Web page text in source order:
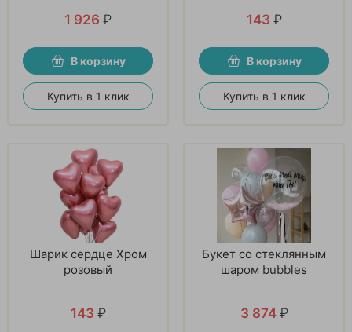
1 926 ₽
В корзину
Купить в 1 клик
143 ₽
В корзину
Купить в 1 клик
Шарик сердце Хром
розовый
143 ₽
Букет со стеклянным
шаром bubbles
3 874 ₽